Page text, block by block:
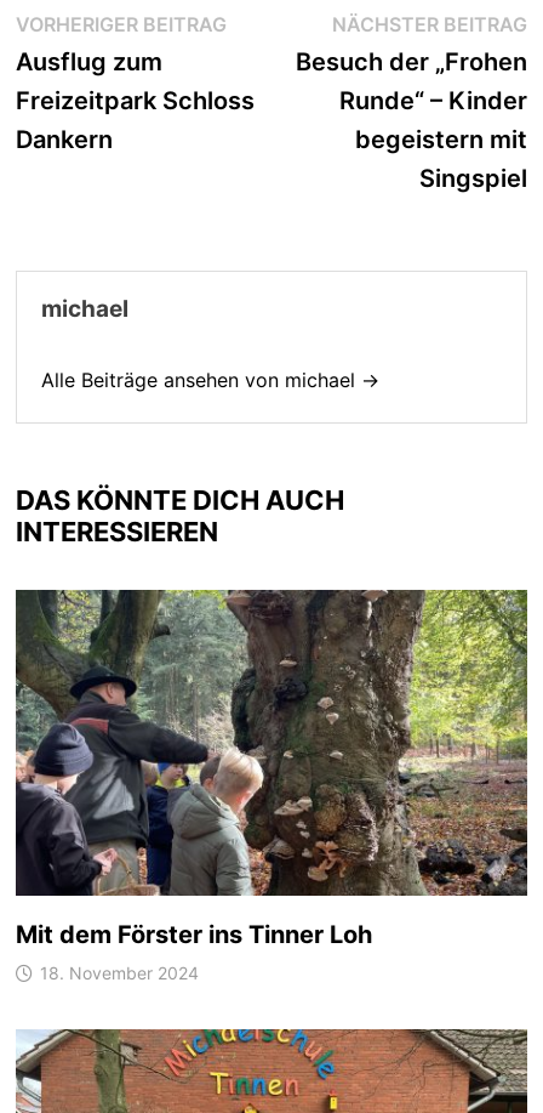
Beitragsnavigation
VORHERIGER BEITRAGVorheriger
Beitrag:
Ausflug zum
Freizeitpark Schloss
Dankern
NÄCHSTER BEITRAG
Besuch der „Frohen
Runde“ – Kinder
begeistern mit
Singspiel
michael
Alle Beiträge ansehen von michael →
DAS KÖNNTE DICH AUCH
INTERESSIEREN
Mit dem Förster ins Tinner Loh
18. November 2024